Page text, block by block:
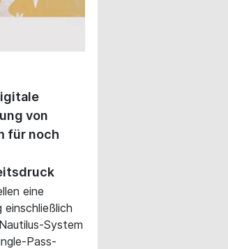
von
für noch
eine
einschließlich
System
Pass-